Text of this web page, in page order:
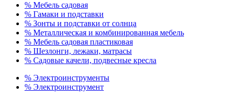
% Мебель садовая
% Гамаки и подставки
% Зонты и подставки от солнца
% Металлическая и комбинированная мебель
% Мебель садовая пластиковая
% Шезлонги, лежаки, матрасы
% Садовые качели, подвесные кресла
% Электроинструменты
% Электроинструмент